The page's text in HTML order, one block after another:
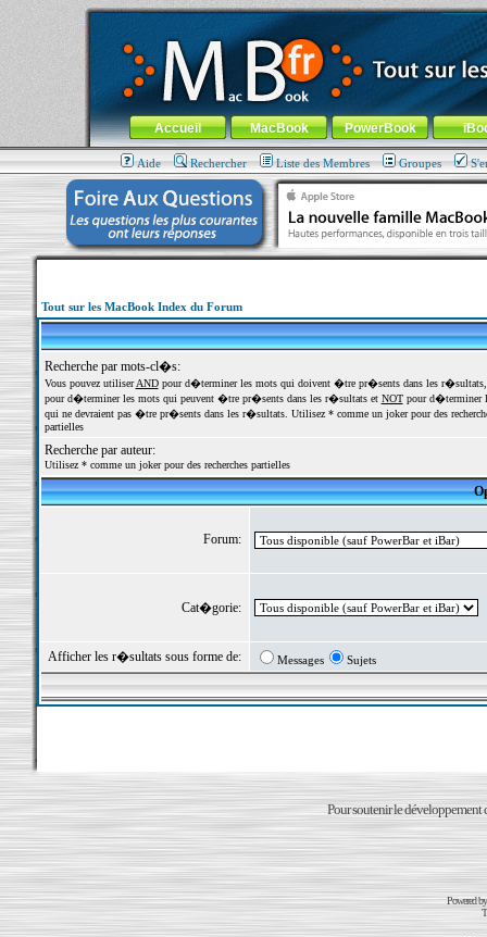
MacBook-fr.com : 100% Apple... 100% nomade !
Aller au contenu-Aller au menu général-Aller au menu de
Menu général
Accueil MacBook PowerBook
Aide Rechercher Liste des Membres Groupes
Tout sur les MacBook Index du Forum
Recherche par mots-cl�s:
Vous pouvez utiliserANDpour d�terminer les mots qui doivent �tre pr�sents dans les
pour d�terminer les mots qui peuvent �tre pr�sents dans les r�sultats et NOTpour d�terminer
qui ne devraient pas �tre pr�sents dans les r�sultats. Utilisez * comme un joker pour des
partielles
Recherche par auteur:
Utilisez * comme un joker pour des recherches partielles
Forum:
Cat�gorie:
Afficher les r�sultats sous forme de: Messages Sujets
Pour soutenir le développement
Powered